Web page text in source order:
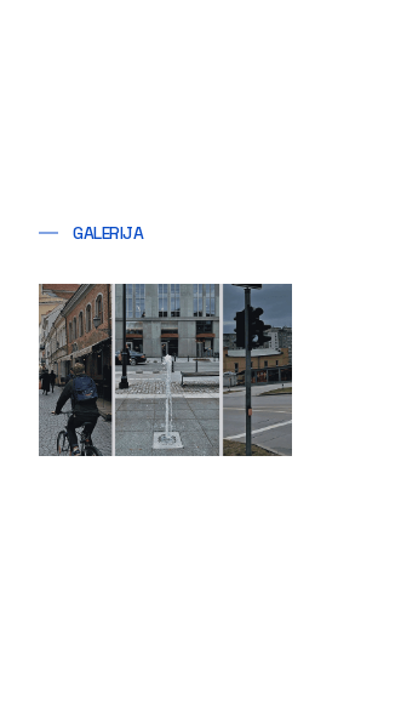
GALERIJA